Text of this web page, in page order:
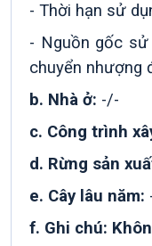
- Thời hạn sử
- Nguồn gốc
chuyển nhượng
b. Nhà ở: -/-
c. Công trình
d. Rừng sản
e. Cây lâu năm:
f. Ghi chú: